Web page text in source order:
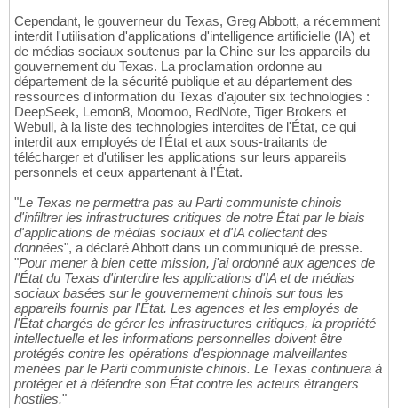
Cependant, le gouverneur du Texas, Greg Abbott, a récemment
interdit l'utilisation d'applications d'intelligence artificielle (IA) et
de médias sociaux soutenus par la Chine sur les appareils du
gouvernement du Texas. La proclamation ordonne au
département de la sécurité publique et au département des
ressources d'information du Texas d'ajouter six technologies :
DeepSeek, Lemon8, Moomoo, RedNote, Tiger Brokers et
Webull, à la liste des technologies interdites de l'État, ce qui
interdit aux employés de l'État et aux sous-traitants de
télécharger et d'utiliser les applications sur leurs appareils
personnels et ceux appartenant à l'État.
"Le Texas ne permettra pas au Parti communiste chinois
d'infiltrer les infrastructures critiques de notre État par le biais
d'applications de médias sociaux et d'IA collectant des
données", a déclaré Abbott dans un communiqué de presse.
"Pour mener à bien cette mission, j'ai ordonné aux agences de
l'État du Texas d'interdire les applications d'IA et de médias
sociaux basées sur le gouvernement chinois sur tous les
appareils fournis par l'État. Les agences et les employés de
l'État chargés de gérer les infrastructures critiques, la propriété
intellectuelle et les informations personnelles doivent être
protégés contre les opérations d'espionnage malveillantes
menées par le Parti communiste chinois. Le Texas continuera à
protéger et à défendre son État contre les acteurs étrangers
hostiles."